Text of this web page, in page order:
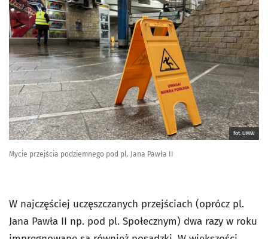
fot. UMW
Mycie przejścia podziemnego pod pl. Jana Pawła II
W najczęściej uczęszczanych przejściach (oprócz pl.
Jana Pawła II np. pod pl. Społecznym) dwa razy w roku